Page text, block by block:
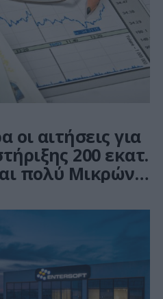
οι αιτήσεις για
200 εκατ.
πολύ Μικρών